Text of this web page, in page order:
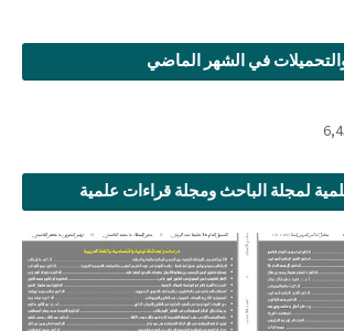
في الشهر الماضي
لمجلة الباحث ومجلة قراءات علمية